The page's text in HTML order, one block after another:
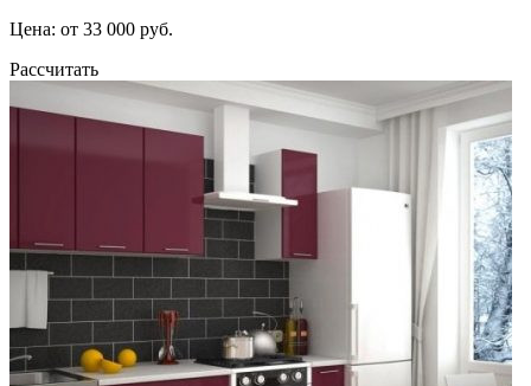
Цена: от 33 000 руб.
Рассчитать